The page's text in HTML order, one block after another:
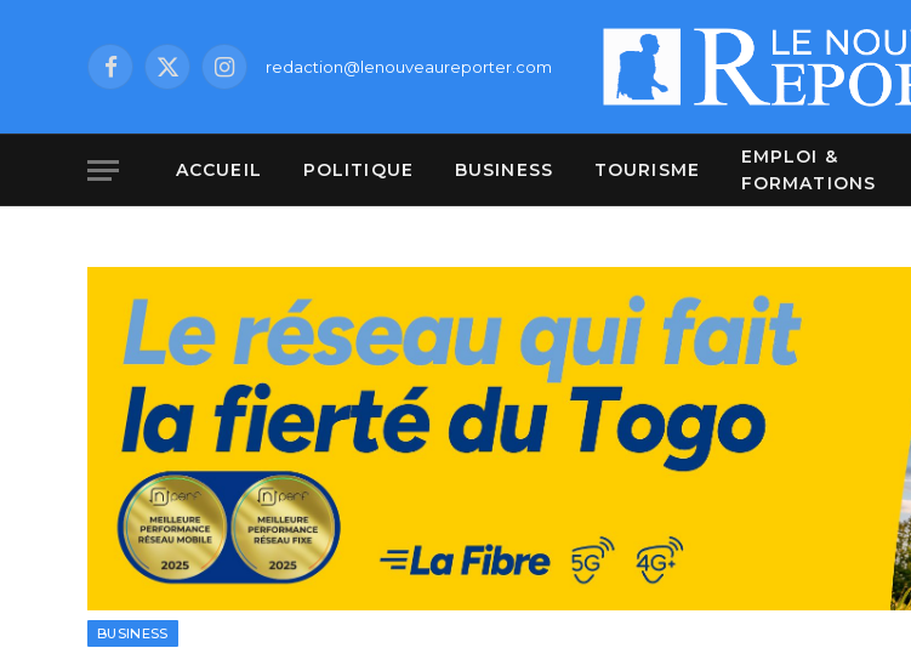
Facebook
X
Instagramredaction@lenouveaureporter.com
ACCUEIL POLITIQUE BUSINESS TOURISME
EMPLOI &
FORMATIONS
BUSINESS